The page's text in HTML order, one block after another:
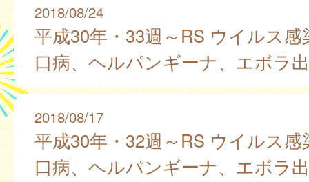
2018/08/24
平成30年・33週～RS ウイルス感
口病、ヘルパンギーナ、エボラ
2018/08/17
平成30年・32週～RS ウイルス感
口病、ヘルパンギーナ、エボラ